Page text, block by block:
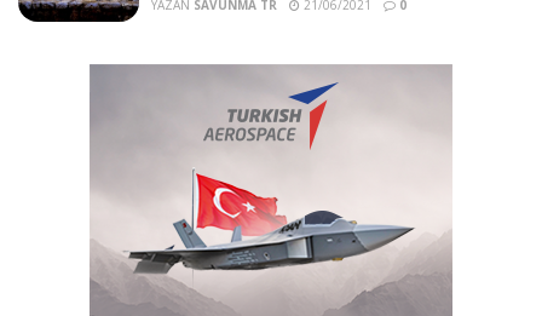
YAZAN SAVUNMA TR 21/06/2021 0